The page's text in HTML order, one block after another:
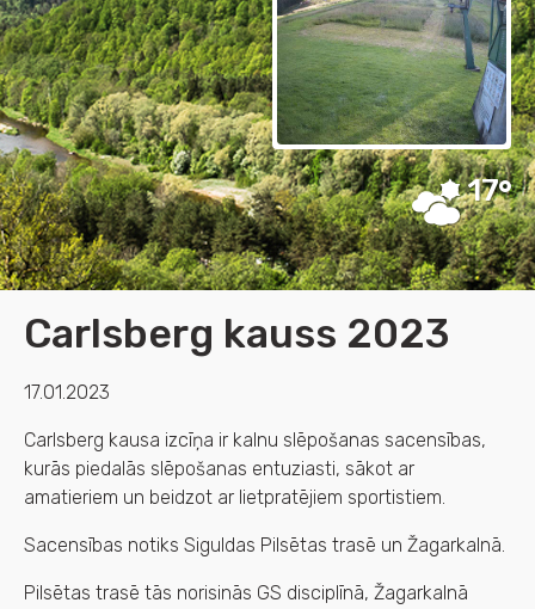
17
Carlsberg kauss 2023
17.01.2023
Carlsberg kausa izcīņa ir kalnu slēpošanas sacensības,
kurās piedalās slēpošanas entuziasti, sākot ar
amatieriem un beidzot ar lietpratējiem sportistiem.
Sacensības notiks Siguldas Pilsētas trasē un Žagarkalnā.
Pilsētas trasē tās norisinās GS disciplīnā, Žagarkalnā